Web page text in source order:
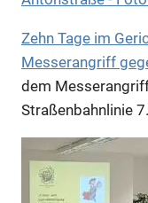
Zehn Tage im
Messerangriff
dem
Straßenbahnlinie